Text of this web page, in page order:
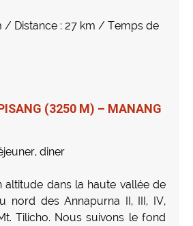
/ Distance : 27 km / Temps de
(3250 M) – MANANG
diner
altitude dans la haute vallée de
nord des Annapurna II, III, IV,
Tilicho. Nous suivons le fond